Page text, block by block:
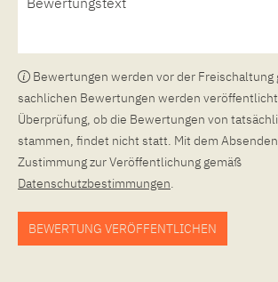
Bewertungen werden vor der Freischaltung
sachlichen Bewertungen werden
Überprüfung, ob die Bewertungen von
stammen, findet nicht statt. Mit dem
Zustimmung zur Veröffentlichung gemäß
Datenschutzbestimmungen.
BEWERTUNG VERÖFFENTLICHEN